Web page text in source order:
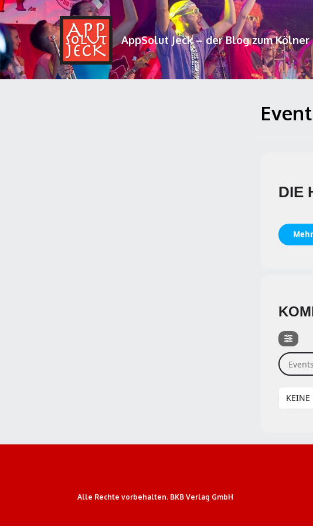
AppSolut Jeck – der Blog zum Kölner
DIE
Events
KEINE
Alle Rechte vorbehalten. BKB Verlag GmbH